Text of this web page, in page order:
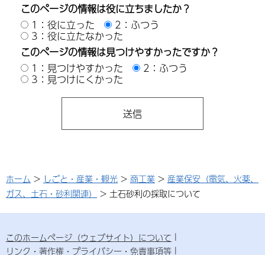
このページの情報は役に立ちましたか？
1：役に立った
2：ふつう
3：役に立たなかった
このページの情報は見つけやすかったですか？
1：見つけやすかった
2：ふつう
3：見つけにくかった
ホーム > しごと・産業・観光 > 商工業 > 産業保安（電気、火薬、
ガス、土石・砂利関連）
> 土石砂利の採取について
このホームページ（ウェブサイト）について
リンク・著作権・プライバシー・免責事項等